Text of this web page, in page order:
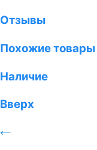
Отзывы
Похожие товары
Наличие
Вверх